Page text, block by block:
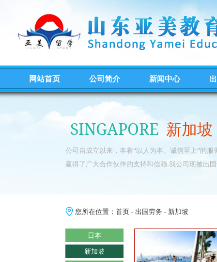
网站首页 公司简介 新闻中心
SINGAPORE 新加坡
公司自成立以来，本着“以人为本、诚信至上”的
赢得了广大合作伙伴的支持和信赖.我公司现被出
您所在位置： 首页 - 出国劳务 - 新加坡
日本
新加坡